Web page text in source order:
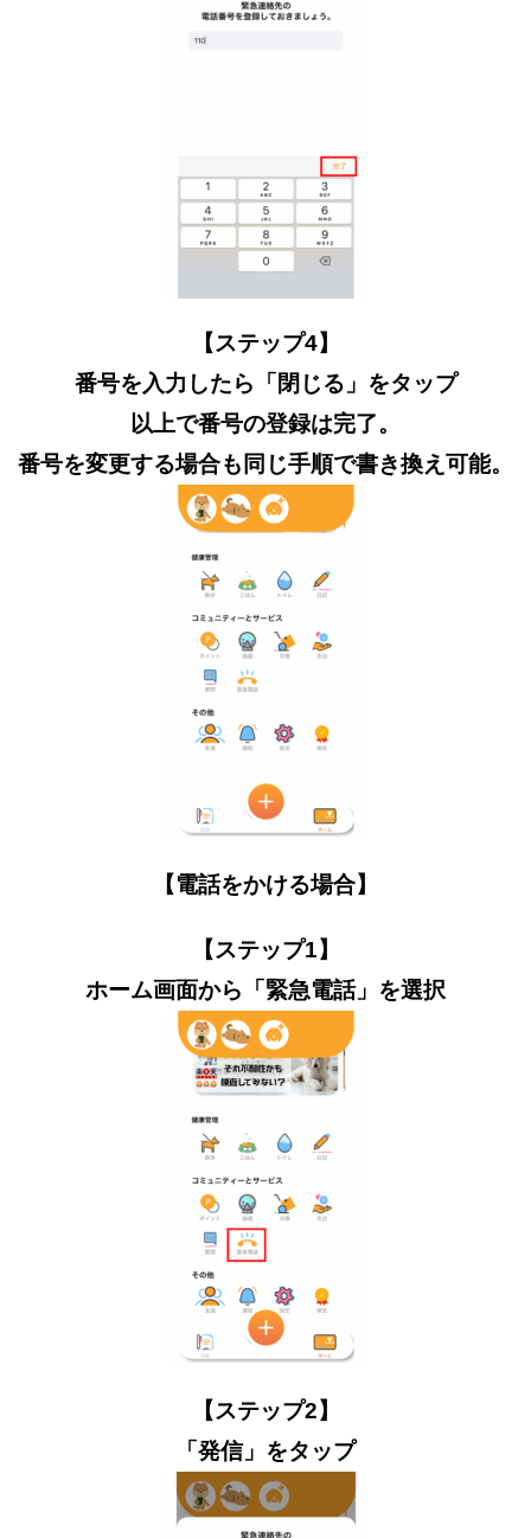
【ステップ4】
番号を入力したら「閉じる」をタップ
以上で番号の登録は完了。
番号を変更する場合も同じ手順で書き換え可能。
【電話をかける場合】
【ステップ1】
ホーム画面から「緊急電話」を選択
【ステップ2】
「発信」をタップ